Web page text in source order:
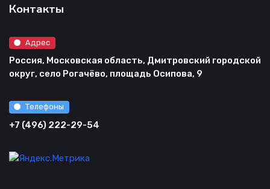
Контакты
Адрес
Россия, Московская область, Дмитровский городской
округ, село Рогачёво, площадь Осипова, 9
Телефоны
+7 (496) 222-29-54